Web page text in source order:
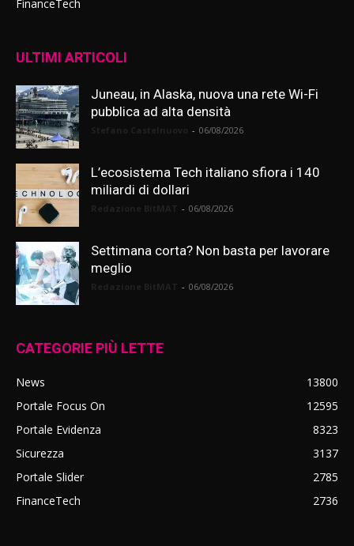
FinanceTech
ULTIMI ARTICOLI
Juneau, in Alaska, nuova una rete Wi-Fi
pubblica ad alta densità
- 06/08/2026
L’ecosistema Tech italiano sfiora i 140
miliardi di dollari
- 06/08/2026
Settimana corta? Non basta per lavorare
meglio
- 06/08/2026
CATEGORIE PIÙ LETTE
News
13800
Portale Focus On
12595
Portale Evidenza
8323
Sicurezza
3137
Portale Slider
2785
FinanceTech
2736